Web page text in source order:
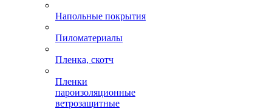
Напольные покрытия
Пиломатериалы
Пленка, скотч
Пленки
пароизоляционные
ветрозащитные